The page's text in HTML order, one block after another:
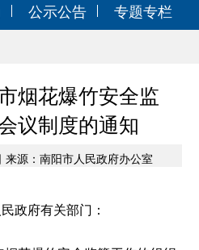
公示公告
专题专栏
烟花爆竹安全监
议制度的通知
源：南阳市人民政府办公室
政府有关部门：